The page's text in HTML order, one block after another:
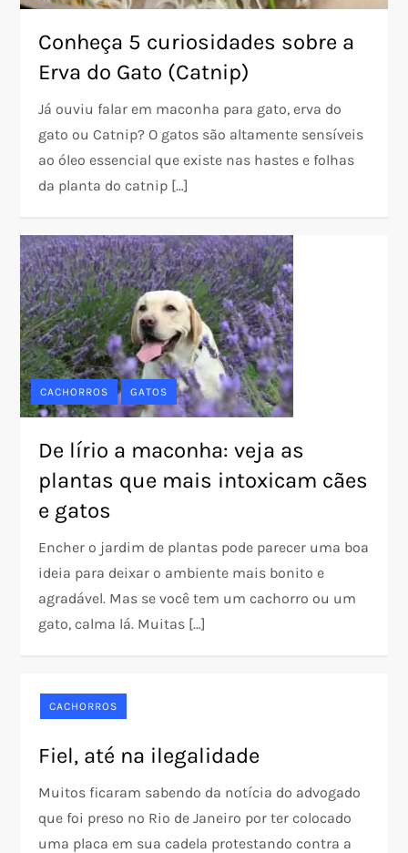
Conheça 5 curiosidades sobre a
Erva do Gato (Catnip)
Já ouviu falar em maconha para gato, erva do
gato ou Catnip? O gatos são altamente sensíveis
ao óleo essencial que existe nas hastes e folhas
da planta do catnip […]
CACHORROS GATOS
De lírio a maconha: veja as
plantas que mais intoxicam cães
e gatos
Encher o jardim de plantas pode parecer uma boa
ideia para deixar o ambiente mais bonito e
agradável. Mas se você tem um cachorro ou um
gato, calma lá. Muitas […]
CACHORROS
Fiel, até na ilegalidade
Muitos ficaram sabendo da notícia do advogado
que foi preso no Rio de Janeiro por ter colocado
uma placa em sua cadela protestando contra a